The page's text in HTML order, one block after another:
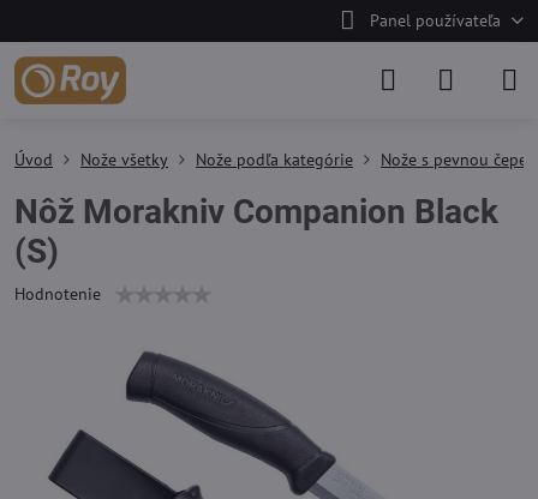
Panel používateľa
Úvod Nože všetky Nože podľa kategórie Nože s pevnou
Nôž Morakniv Companion Black
(S)
Hodnotenie